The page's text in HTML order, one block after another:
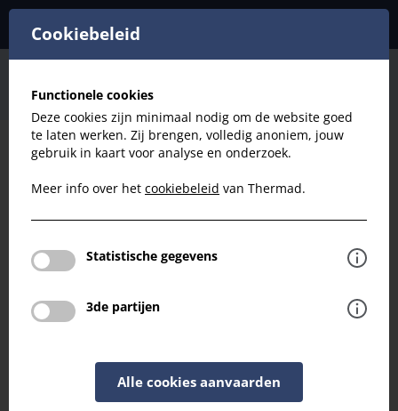
Cookiebeleid
Functionele cookies
Deze cookies zijn minimaal nodig om de website goed
te laten werken. Zij brengen, volledig anoniem, jouw
gebruik in kaart voor analyse en onderzoek.
Meer info over het cookiebeleid van Thermad.
Statistische gegevens
3de partijen
Alle cookies aanvaarden
Ventiel DM Pulsie D125
Filteren
Ventilatie